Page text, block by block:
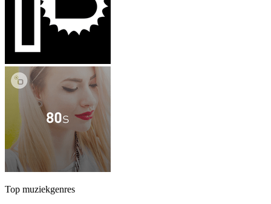
Top muziekgenres